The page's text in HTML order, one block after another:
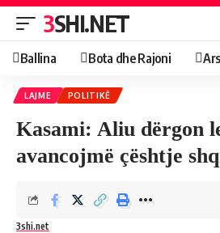
3SHI.NET
Ballina Bota dhe Rajoni
LAJME POLITIKË
Kasami: Aliu dërgon
avancojmë çështje
3shi.net